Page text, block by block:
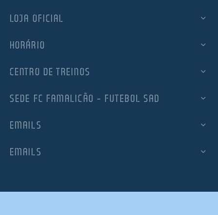
LOJA OFICIAL
HORÁRIO
CENTRO DE TREINOS
SEDE FC FAMALICÃO – FUTEBOL SAD
EMAILS
EMAILS